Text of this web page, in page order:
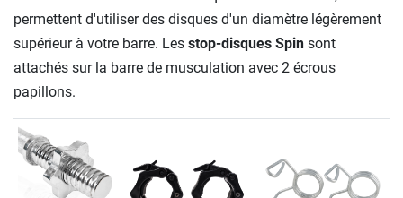
permettent d'utiliser des disques d'un diamètre légèrement
supérieur à votre barre. Les stop-disques Spin sont
attachés sur la barre de musculation avec 2 écrous
papillons.